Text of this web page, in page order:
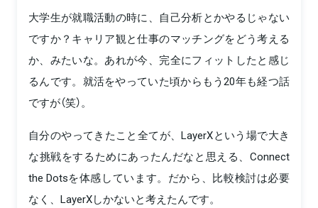
大学生が就職活動の時に、自己分析とかやるじゃない
ですか？キャリア観と仕事のマッチングをどう考える
か、みたいな。あれが今、完全にフィットしたと感じ
るんです。就活をやっていた頃からもう20年も経つ話
ですが（笑）。
自分のやってきたこと全てが、LayerXという場で大き
な挑戦をするためにあったんだなと思える、Connect
the Dotsを体感しています。だから、比較検討は必要
なく、LayerXしかないと考えたんです。